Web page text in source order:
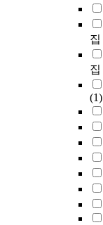
집
집
(1)